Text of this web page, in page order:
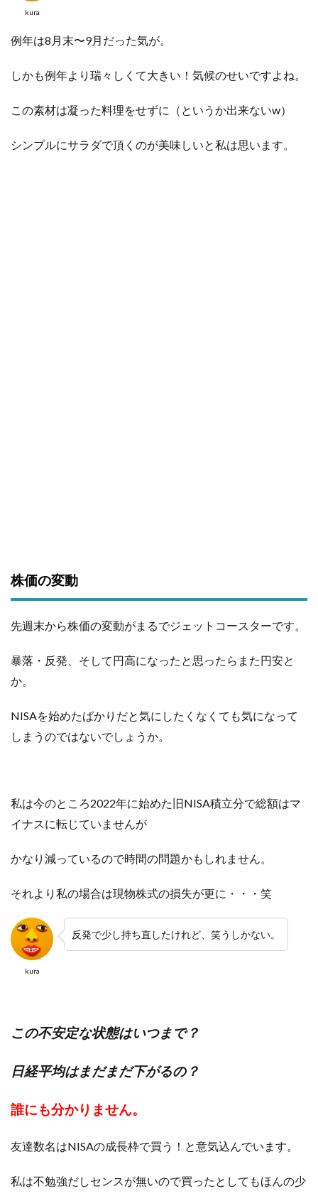
kura
例年は8月末〜9月だった気が。
しかも例年より瑞々しくて大きい！気候のせいですよね。
この素材は凝った料理をせずに（というか出来ないw）
シンプルにサラダで頂くのが美味しいと私は思います。
株価の変動
先週末から株価の変動がまるでジェットコースターです。
暴落・反発、そして円高になったと思ったらまた円安と
か。
NISAを始めたばかりだと気にしたくなくても気になって
しまうのではないでしょうか。
私は今のところ2022年に始めた旧NISA積立分で総額はマ
イナスに転じていませんが
かなり減っているので時間の問題かもしれません。
それより私の場合は現物株式の損失が更に・・・笑
kura
反発で少し持ち直したけれど、笑うしかない。
この不安定な状態はいつまで？
日経平均はまだまだ下がるの？
誰にも分かりません。
友達数名はNISAの成長枠で買う！と意気込んでいます。
私は不勉強だしセンスが無いので買ったとしてもほんの少